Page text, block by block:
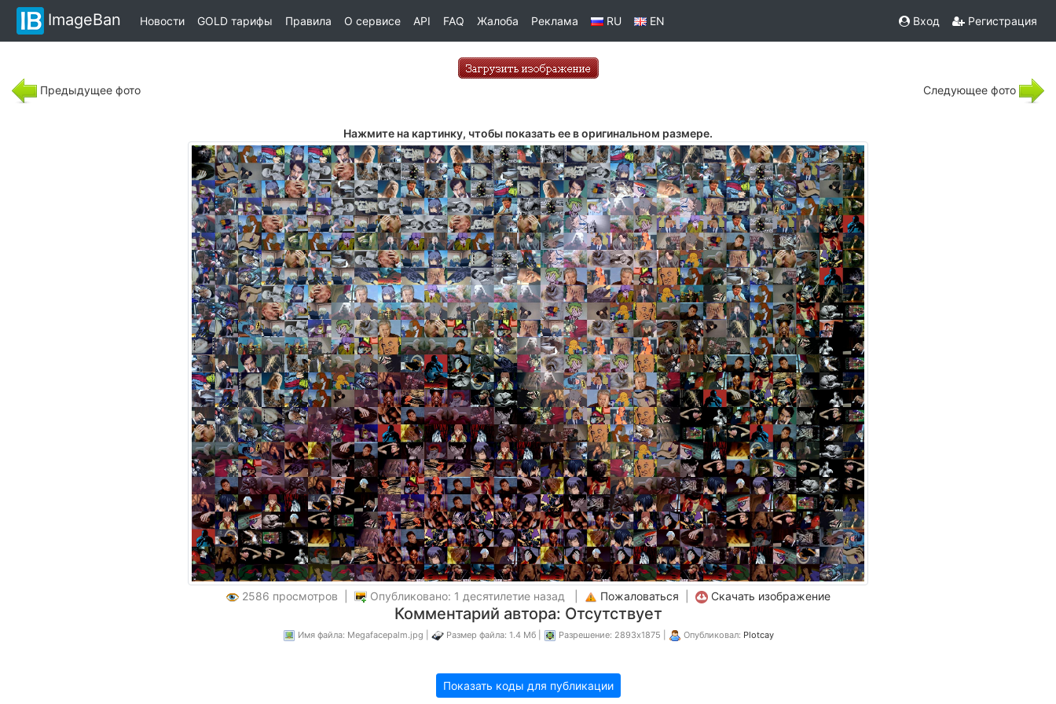
ImageBan Новости GOLD тарифы Правила О сервисе API FAQ Жалоба Реклама RU EN Вход Регистрация
Предыдущее фото Следующее фото
Нажмите на картинку, чтобы показать ее в оригинальном размере.
2586 просмотров | Опубликовано: 1 десятилетие назад | Пожаловаться Скачать изображение
Комментарий автора: Отсутствует
Имя файла: Megafacepalm.jpg | Размер файла: 1.4 Мб | Разрешение: 2893x1875 | Опубликовал: Plotcay
Показать коды для публикации